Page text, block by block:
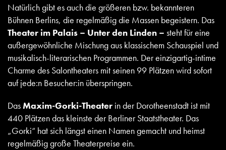
Natürlich gibt es auch die größeren bzw. bekannteren
Bühnen Berlins, die regelmäßig die Massen begeistern. Das
Theater im Palais – Unter den Linden – steht für eine
außergewöhnliche Mischung aus klassischem Schauspiel und
musikalisch-literarischen Programmen. Der einzigartig-intime
Charme des Salontheaters mit seinen 99 Plätzen wird sofort
auf jede:n Besucher:in überspringen.
DasMaxim-Gorki-Theater in der Dorotheenstadt ist mit
440 Plätzen das kleinste der Berliner Staatstheater. Das
„Gorki“ hat sich längst einen Namen gemacht und heimst
regelmäßig große Theaterpreise ein.